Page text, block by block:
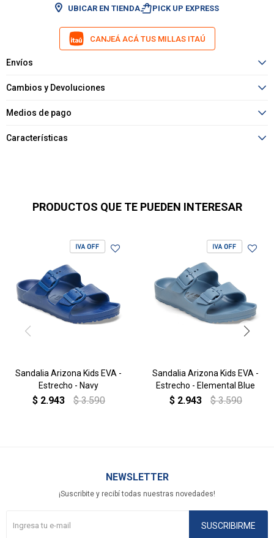
UBICAR EN TIENDAshopping_bag_speedPICK UP EXPRESS
CANJEÁ ACÁ TUS MILLAS ITAÚ
Envíos
Cambios y Devoluciones
Medios de pago
Características
PRODUCTOS QUE TE PUEDEN INTERESAR
Sandalia Arizona Kids EVA -
Estrecho - Navy
$ 2.943 $ 3.590
Sandalia Arizona Kids EVA -
Estrecho - Elemental Blue
$ 2.943 $ 3.590
NEWSLETTER
¡Suscribite y recibí todas nuestras novedades!
SUSCRIBIRME